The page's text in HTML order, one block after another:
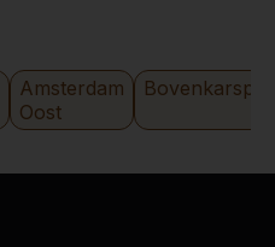
Amsterdam
Oost
Bovenkarspel